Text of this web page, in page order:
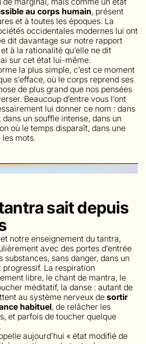
au corps humain, présent
et à toutes les époques. La
occidentales modernes lui ont
dit davantage sur notre rapport
à la rationalité qu’elle ne dit
sur cet état lui-même.
la plus simple, c’est ce moment
s’efface, où le corps reprend ses
de plus grand que nos pensées
Beaucoup d’entre vous l’ont
lui donner ce nom : dans
un souffle intense, dans un
où le temps disparaît, dans une
mots.
sait depuis
notre enseignement du tantra,
avec des portes d’entrée
substances, sans danger, dans un
La respiration
libre, le chant de mantra, le
méditatif, la danse : autant de
au système nerveux de sortir
habituel, de relâcher les
et parfois de toucher quelque
aujourd’hui « état modifié de